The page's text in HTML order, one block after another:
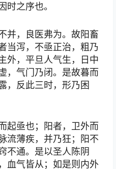
时之序也。
并，良医弗为。故阳畜
当泻，不亟正治，粗乃
外，平旦人气生，日中
，气门乃闭。是故暮而
，反此三时，形乃困
起亟也；阳者，卫外而
流薄疾，并乃狂；阳不
不通。是以圣人陈阴
血气皆从；如是则内外